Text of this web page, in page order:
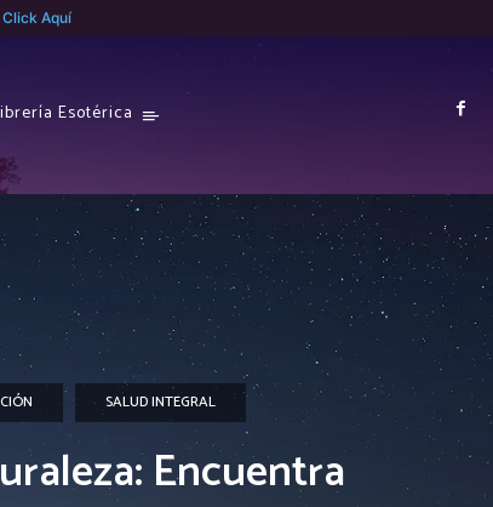
Click Aquí
Esotérica
SALUD INTEGRAL
Encuentra